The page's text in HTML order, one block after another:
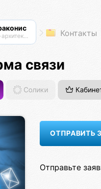
Инженер-архитектор Контакты
связи
Солики
Отправьте